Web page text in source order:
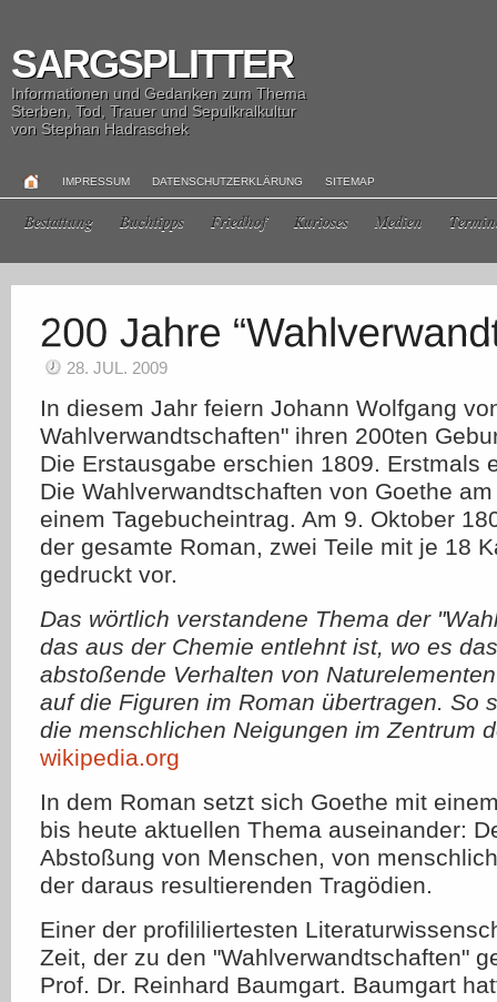
SARGSPLITTER
Informationen und Gedanken zum Thema
Sterben, Tod, Trauer und Sepulkralkultur
von Stephan Hadraschek
IMPRESSUM DATENSCHUTZERKLÄRUNG SITEMAP
Bestattung Buchtipps Friedhof Kurioses Medien
28. JUL. 2009
In diesem Jahr feiern Johann Wolfgang
Wahlverwandtschaften" ihren 200ten
Die Erstausgabe erschien 1809. Erstmals
Die Wahlverwandtschaften von Goethe
einem Tagebucheintrag. Am 9. Oktober
der gesamte Roman, zwei Teile mit je 18
gedruckt vor.
Das wörtlich verstandene Thema der
das aus der Chemie entlehnt ist, wo es
abstoßende Verhalten von
auf die Figuren im Roman übertragen. So
die menschlichen Neigungen im Zentrum
wikipedia.org
In dem Roman setzt sich Goethe mit
bis heute aktuellen Thema auseinander:
Abstoßung von Menschen, von
der daraus resultierenden Tragödien.
Einer der profililiertesten
Zeit, der zu den "Wahlverwandtschaften"
Prof. Dr. Reinhard Baumgart. Baumgart